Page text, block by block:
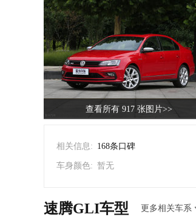
查看所有 917 张图片>>
相关信息: 168条口碑
车身颜色: 暂无
速腾GLI车型 更多相关车系